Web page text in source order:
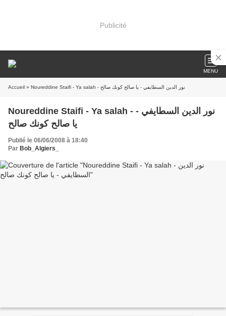
Publicité
MENU
Accueil » Noureddine Staifi - Ya salah - نور الدين السطايفي - يا صالح كونك صالح
Noureddine Staifi - Ya salah - نور الدين السطايفي -
يا صالح كونك صالح
Publié le 06/06/2008 à 18:40
Par Bob_Algiers_